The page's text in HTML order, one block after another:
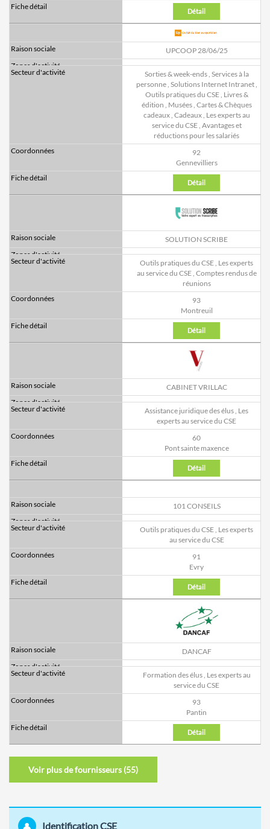
Détail
UPCOOP 28/06/25
Sorties & week-ends, Services à la
personne, Solutions Internet Intranet,
Outils pratiques du CSE, Livres &
édition , Musées, Cartes & Chèques
cadeaux, Cadeaux, Les experts au
service du CSE, Avantages et
réductions pour les salariés
92
Gennevilliers
Détail
SOLUTION SCRIBE
Outils pratiques du CSE, Les experts
au service du CSE, Comptes rendus de
réunions
93
Montreuil
Détail
CABINET VRILLAC
Assistance juridique des élus, Les
experts au service du CSE
60
Pont sainte maxence
Détail
101 CONSEILS
Outils pratiques du CSE, Les experts
au service du CSE
91
Evry
Détail
DANCAF
Formation des élus, Les experts au
service du CSE
93
Pantin
Détail
Voir plus de fournisseurs (55)
Identification CSE